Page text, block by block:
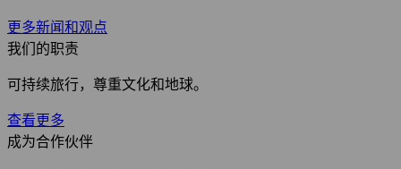
更多新闻和观点
我们的职责
可持续旅行，尊重文化和地球。
查看更多
成为合作伙伴